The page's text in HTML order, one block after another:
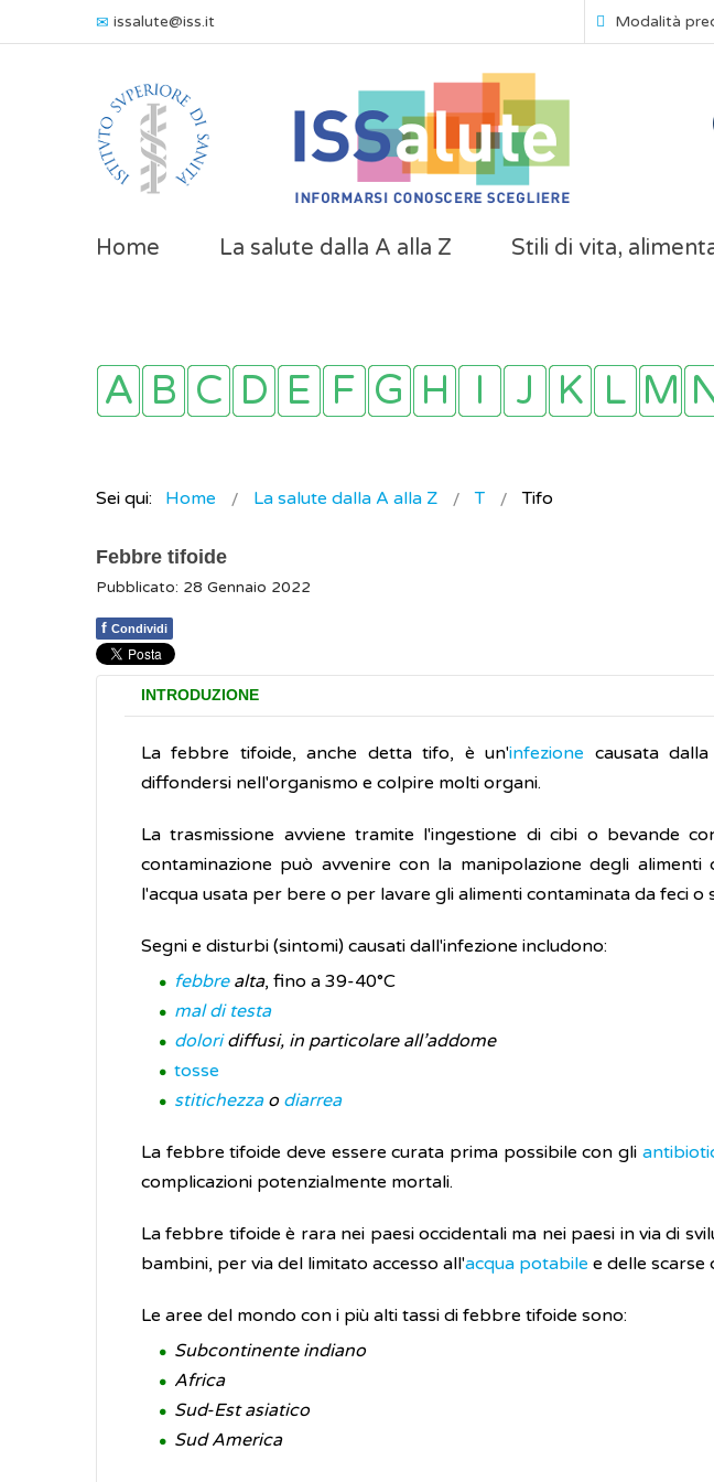
issalute@iss.it Modalità
Home La salute dalla A alla Z Stili di vita,
Sei qui: Home La salute dalla A alla Z T Tifo
Febbre tifoide
Pubblicato: 28 Gennaio 2022
f Condividi
INTRODUZIONE
La febbre tifoide, anche detta tifo, è un'infezione causata dalla
diffondersi nell'organismo e colpire molti organi.
La trasmissione avviene tramite l'ingestione di cibi o bevande
contaminazione può avvenire con la manipolazione degli
l'acqua usata per bere o per lavare gli alimenti contaminata da feci o
Segni e disturbi (sintomi) causati dall'infezione includono:
febbre alta, fino a 39-40°C
mal di testa
doloridiffusi, in particolare all’addome
tosse
stitichezza o diarrea
La febbre tifoide deve essere curata prima possibile con gli
complicazioni potenzialmente mortali.
La febbre tifoide è rara nei paesi occidentali ma nei paesi in via di
bambini, per via del limitato accesso all'acqua potabile e delle scarse
Le aree del mondo con i più alti tassi di febbre tifoide sono:
Subcontinente indiano
Africa
Sud-Est asiatico
Sud America